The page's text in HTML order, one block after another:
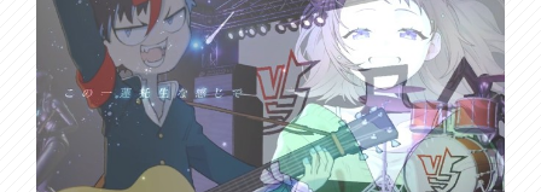
----------------------------
TwitterX:https://twitter.com/Batoya_
Twitch:https://www.twitch.tv/batoya_
Bluesky:https://bsky.app/profile/batoya.voms.net
marshmallow:https://marshmallow-qa.com/lf41fn2f0ta8vx8
HP:https://voms.net/
----------------------------